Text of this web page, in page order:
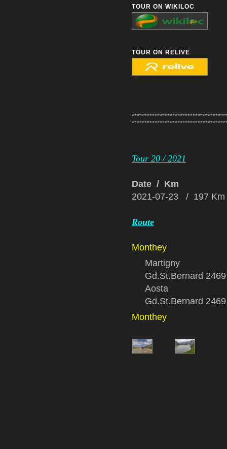
TOUR ON WIKILOC
TOUR ON RELIVE
Tour 20 / 2021
Date / Km
2021-07-23 / 197 Km
Route
Monthey
Martigny
Gd.St.Bernard
Aosta
Gd.St.Bernard
Monthey